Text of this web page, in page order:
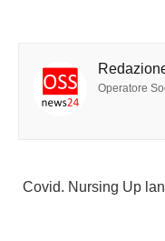
Operatore
Covid. Nursing Up